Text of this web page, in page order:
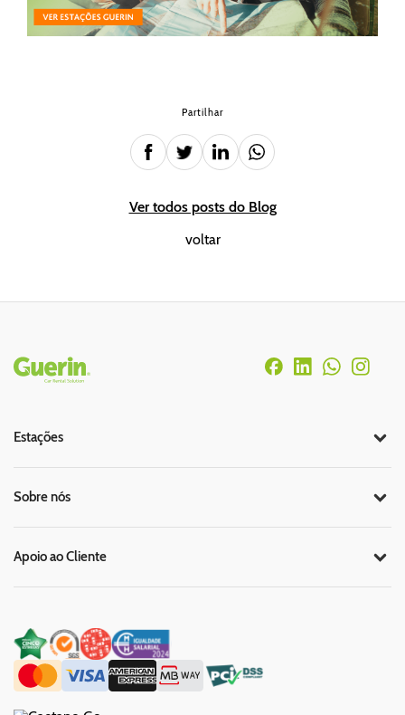
Partilhar
Ver todos posts do Blog
voltar
Rodapé
Estações
Sobre nós
Apoio ao Cliente